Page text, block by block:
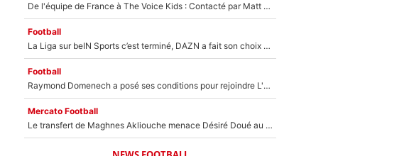
De l'équipe de France à The Voice Kids : Contacté par Matt Pokora, Kylian Mbappé a accepté de jouer un rôle inédit sur TF1 !
Football
La Liga sur beIN Sports c’est terminé, DAZN a fait son choix pour Benjamin Da Silva et Omar Da Fonseca !
Football
Raymond Domenech a posé ses conditions pour rejoindre L'EQUIPE du Soir : Il refuse de faire l'émission avec un autre chroniqueur !
Mercato Football
Le transfert de Maghnes Akliouche menace Désiré Doué au PSG : «Je valide à 200%»